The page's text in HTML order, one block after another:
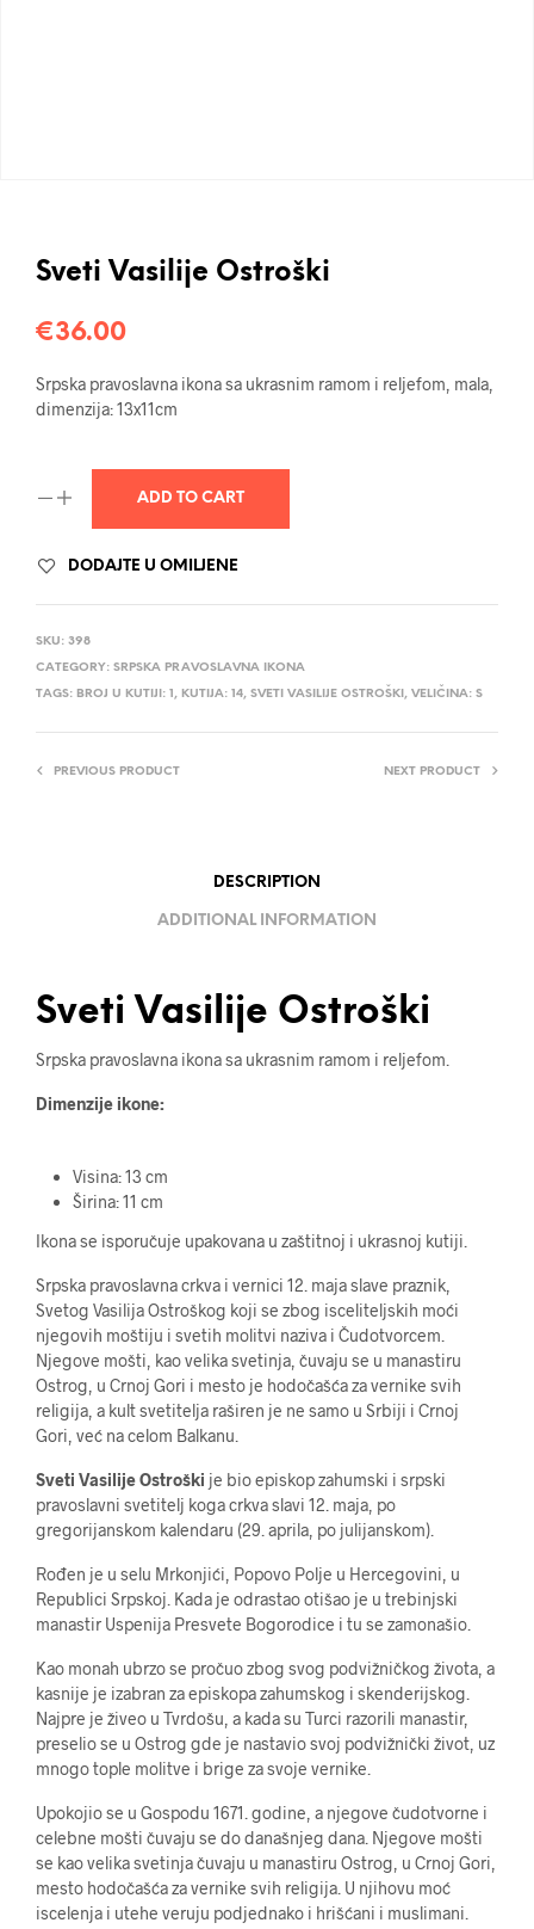
Sveti Vasilije Ostroški
€36.00
Srpska pravoslavna ikona sa ukrasnim ramom i reljefom, mala,
dimenzija: 13x11cm
ADD TO CART
DODAJTE U OMILJENE
SKU: 398
CATEGORY: SRPSKA PRAVOSLAVNA IKONA
TAGS: BROJ U KUTIJI: 1 , KUTIJA: 14, SVETI VASILIJE OSTROŠKI , VELIČINA: S
PREVIOUS PRODUCT NEXT PRODUCT
DESCRIPTION
ADDITIONAL INFORMATION
Sveti Vasilije Ostroški
Srpska pravoslavna ikona sa ukrasnim ramom i reljefom.
Dimenzije ikone:
Visina: 13 cm
Širina: 11 cm
Ikona se isporučuje upakovana u zaštitnoj i ukrasnoj kutiji.
Srpska pravoslavna crkva i vernici 12. maja slave praznik,
Svetog Vasilija Ostroškog koji se zbog isceliteljskih moći
njegovih moštiju i svetih molitvi naziva i Čudotvorcem.
Njegove mošti, kao velika svetinja, čuvaju se u manastiru
Ostrog, u Crnoj Gori i mesto je hodočašća za vernike svih
religija, a kult svetitelja raširen je ne samo u Srbiji i Crnoj
Gori, već na celom Balkanu.
Sveti Vasilije Ostroški je bio episkop zahumski i srpski
pravoslavni svetitelj koga crkva slavi 12. maja, po
gregorijanskom kalendaru (29. aprila, po julijanskom).
Rođen je u selu Mrkonjići, Popovo Polje u Hercegovini, u
Republici Srpskoj. Kada je odrastao otišao je u trebinjski
manastir Uspenija Presvete Bogorodice i tu se zamonašio.
Kao monah ubrzo se pročuo zbog svog podvižničkog života, a
kasnije je izabran za episkopa zahumskog i skenderijskog.
Najpre je živeo u Tvrdošu, a kada su Turci razorili manastir,
preselio se u Ostrog gde je nastavio svoj podvižnički život, uz
mnogo tople molitve i brige za svoje vernike.
Upokojio se u Gospodu 1671. godine, a njegove čudotvorne i
celebne mošti čuvaju se do današnjeg dana. Njegove mošti
se kao velika svetinja čuvaju u manastiru Ostrog, u Crnoj Gori,
mesto hodočašća za vernike svih religija. U njihovu moć
iscelenja i utehe veruju podjednako i hrišćani i muslimani.